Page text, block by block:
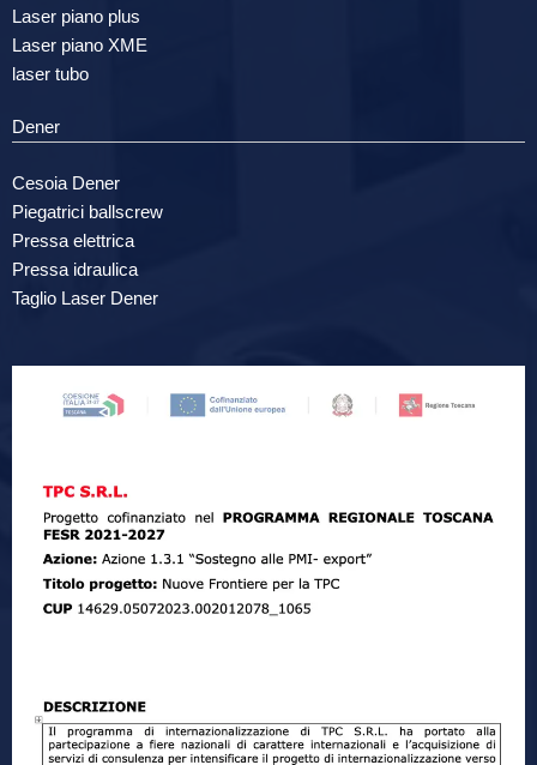
Laser piano plus
Laser piano XME
laser tubo
Dener
Cesoia Dener
Piegatrici ballscrew
Pressa elettrica
Pressa idraulica
Taglio Laser Dener